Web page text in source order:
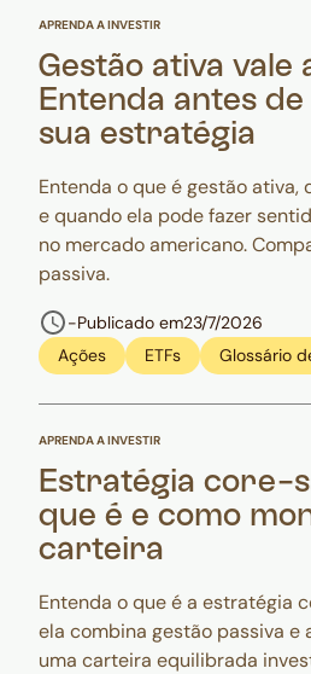
APRENDA A INVESTIR
Gestão ativa vale
Entenda antes
sua estratégia
Entenda o que é gestão ativa,
e quando ela pode fazer
no mercado americano.
passiva.
-Publicado em23/7/2026
Ações
ETFs Glossário
APRENDA A INVESTIR
Estratégia core-
que é e como
carteira
Entenda o que é a estratégia
ela combina gestão passiva e
uma carteira equilibrada